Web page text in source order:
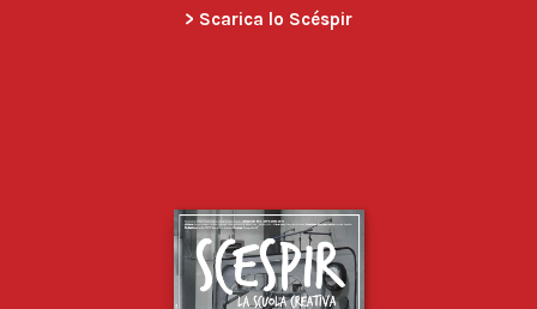
> Scarica lo Scéspir